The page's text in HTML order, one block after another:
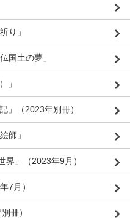
り」
国土の夢」
」
」（2023年別冊）
師」
界」（2023年9月）
7月）
冊）